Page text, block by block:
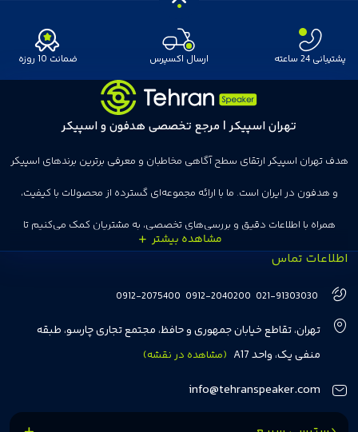
پشتیبانی 24 ساعته ارسال اکسپرس ضمانت 10 روزه
تهران اسپیکر | مرجع تخصصی هدفون و اسپیکر
هدف تهران اسپیکر ارتقای سطح آگاهی مخاطبان و معرفی برترین برندهای اسپیکر
و هدفون در ایران است. ما با ارائه مجموعه‌ای گسترده از محصولات با کیفیت،
همراه با اطلاعات دقیق و بررسی‌های تخصصی، به مشتریان کمک می‌کنیم تا
انتخاب‌های درست و هوشمندانه‌ای داشته باشند. تهران اسپیکر با تجربه‌ای بیش از
هفت سال در این زمینه، بر ایجاد تجربه خریدی آسان، سریع و مطمئن تمرکز دارد تا
مشتریان بتوانند با خیالی آسوده از انتخاب خود لذت ببرند. ما به رضایت و اعتماد
مشتریان اهمیت می‌دهیم و همواره در تلاشیم تا بهترین‌ها را برای آن‌ها فراهم
کنیم.
اطلاعات تماس
021-91303030
0912-2040200
0912-2075400
تهران، تقاطع خیابان جمهوری و حافظ، مجتمع تجاری چارسو، طبقه
منفی یک، واحد A17
(مشاهده در نقشه)
info@tehranspeaker.com